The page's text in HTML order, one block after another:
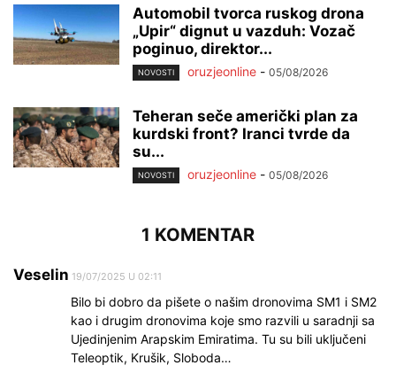
Automobil tvorca ruskog drona
„Upir“ dignut u vazduh: Vozač
poginuo, direktor...
NOVOSTI oruzjeonline - 05/08/2026
Teheran seče američki plan za
kurdski front? Iranci tvrde da
su...
NOVOSTI oruzjeonline - 05/08/2026
1 KOMENTAR
Veselin 19/07/2025 U 02:11
Bilo bi dobro da pišete o našim dronovima SM1 i SM2
kao i drugim dronovima koje smo razvili u saradnji sa
Ujedinjenim Arapskim Emiratima. Tu su bili uključeni
Teleoptik, Krušik, Sloboda…